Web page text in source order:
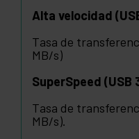
Alta velocidad
Tasa de
MB/s)
SuperSpeed (USB
Tasa de
MB/s).